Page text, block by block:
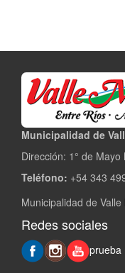
Municipalidad de
Dirección: 1° de
Teléfono: +54 343
Municipalidad de
Redes sociales
prueba